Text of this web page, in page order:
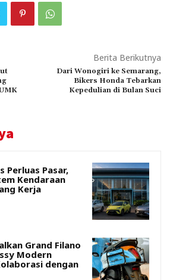
Berita Berikutnya
Dari Wonogiri ke Semarang,
Bikers Honda Tebarkan
Kepedulian di Bulan Suci
Perluas Pasar,
Kendaraan
Kerja
Grand Filano
Modern
dengan